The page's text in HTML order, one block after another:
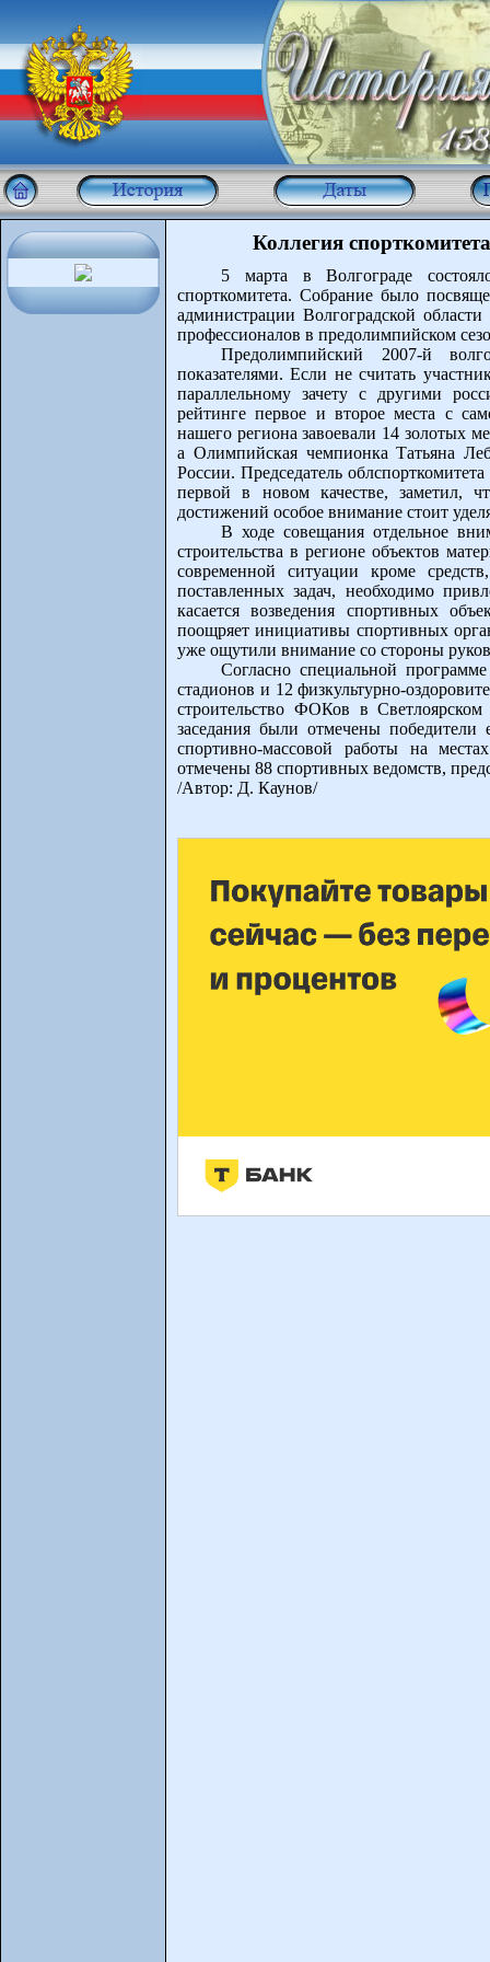
Коллегия
5 марта в Волгограде
спорткомитета. Собрание было
администрации Волгоградской
профессионалов в предолимпийском
Предолимпийский 2007-й
показателями. Если не считать
параллельному зачету с другими
рейтинге первое и второе места с
нашего региона завоевали 14 золотых
а Олимпийская чемпионка Татьяна
России. Председатель
первой в новом качестве, заметил,
достижений особое внимание стоит
В ходе совещания отдельное
строительства в регионе объектов
современной ситуации кроме
поставленных задач, необходимо
касается возведения спортивных
поощряет инициативы спортивных
уже ощутили внимание со стороны
Согласно специальной
стадионов и 12 физкультурно-
строительство ФОКов в
заседания были отмечены победители
спортивно-массовой работы на
отмечены 88 спортивных ведомств,
/Автор: Д. Каунов/